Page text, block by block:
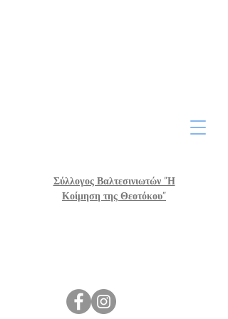
Σύλλογος Βαλτεσινιωτών "Η
Κοίμηση της Θεοτόκου"